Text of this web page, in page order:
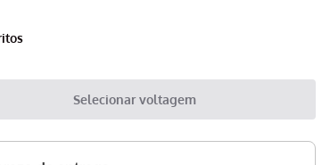
Selecionar voltagem